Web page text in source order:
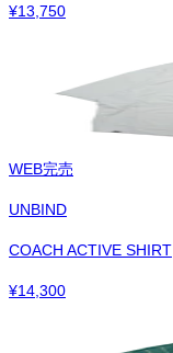
¥13,750
WEB完売
UNBIND
COACH ACTIVE SHIRT
¥14,300